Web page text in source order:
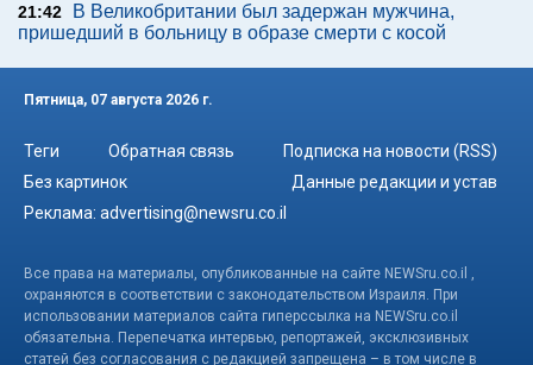
21:42
В Великобритании был задержан мужчина,
пришедший в больницу в образе смерти с косой
Пятница, 07 августа 2026 г.
Теги Обратная связь
Подписка на новости (RSS)
Без картинок
Данные редакции и устав
Реклама: advertising@newsru.co.il
Все права на материалы, опубликованные на сайте NEWSru.co.il ,
охраняются в соответствии с законодательством Израиля. При
использовании материалов сайта гиперссылка на NEWSru.co.il
обязательна. Перепечатка интервью, репортажей, эксклюзивных
статей без согласования с редакцией запрещена – в том числе в